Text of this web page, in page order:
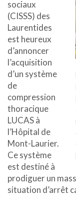
sociaux
(CISSS) des
Laurentides
est heureux
d’annoncer
l’acquisition
d’un système
de
compression
thoracique
LUCAS à
l’Hôpital de
Mont-Laurier.
Ce système
est destiné à
prodiguer un
situation d’arrêt